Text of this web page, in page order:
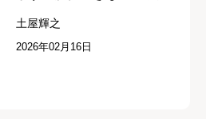
土屋輝之
2026年02月16日